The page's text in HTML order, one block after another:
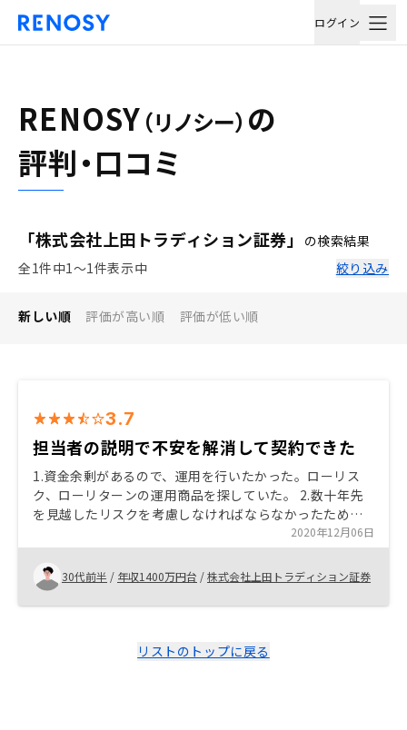
ログイン
RENOSY （リノシー） の
評判・口コミ
「株式会社上田トラディション証券」
の検索結果
全1件中1〜1件表示中
絞り込み
新しい順 評価が高い順 評価が低い順
3.7
担当者の説明で不安を解消して契約できた
1.資金余剰があるので、運用を行いたかった。ローリス
ク、ローリターンの運用商品を探していた。 2.数十年先
を見越したリスクを考慮しなければならなかったため、
そこに対する知識不足が不安だった。 3.担当者がメリッ
ト、デメリットを明確に伝えてくれた。不安点を解消し
てから契約することができた。 4.管理の面倒さを懸念し
ていたが、その点についてもカバーされていたため、他
の投資商品とリスク分散して所有するのに適している。
に見るなり、比較検討するなりに、もう少し時間を割く
2020年12月06日
30代前半 / 年収1400万円台 /株式会社上田トラディション証券
リストのトップに戻る